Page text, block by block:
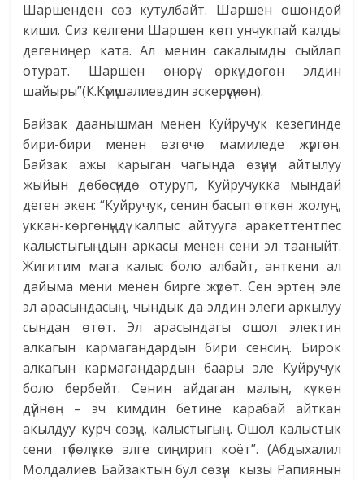
Шаршенден сөз кутулбайт. Шаршен ошондой
киши. Сиз келгени Шаршен көп унчукпай калды
дегениңер ката. Ал менин сакалымды сыйлап
отурат. Шаршен өнөрү өркүндөгөн элдин
шайыры”(К.Күмүшалиевдин эскерүү­сүнөн).
Байзак даанышман менен Куйручук кезегинде
бири-бири менен өзгөчө мамиледе жүргөн.
Байзак ажы карыган чагында өзүнүн айтылуу
жыйын дөбөсүндө отуруп, Куйручукка мындай
деген экен: “Куйручук, сенин басып өткөн жолуң,
уккан-көргөнүңдү калпыс айтууга аракеттентпес
калыстыгыңдын аркасы менен сени эл тааныйт.
Жигитим мага калыс боло албайт, анткени ал
дайыма мени менен бирге жүрөт. Сен эртең эле
эл арасындасың, чындык да элдин элеги аркылуу
сындан өтөт. Эл арасындагы ошол электин
алкагын кармагандардын бири сенсиң. Бирок
алкагын кармагандардын баары эле Куйручук
боло бербейт. Сенин айдаган малың, күткөн
дүйнөң – эч кимдин бетине карабай айткан
акылдуу курч сөзүң, калыстыгың. Ошол калыстык
сени түбөлүккө элге сиңирип коёт”. (Абдыхалил
Молдалиев Байзактын бул сөзүн кызы Рапиянын